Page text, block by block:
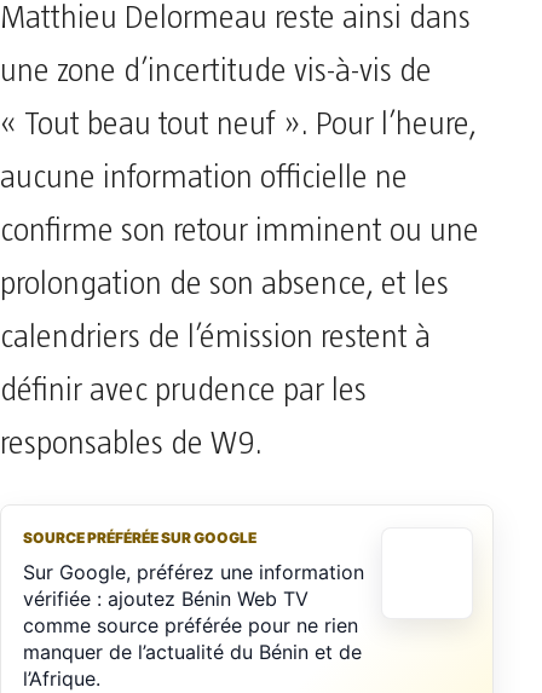
Matthieu Delormeau reste ainsi dans
une zone d’incertitude vis-à-vis de
« Tout beau tout neuf ». Pour l’heure,
aucune information officielle ne
confirme son retour imminent ou une
prolongation de son absence, et les
calendriers de l’émission restent à
définir avec prudence par les
responsables de W9.
SOURCE PRÉFÉRÉE SUR GOOGLE
Sur Google, préférez une information
vérifiée : ajoutez Bénin Web TV
comme source préférée pour ne rien
manquer de l’actualité du Bénin et de
l’Afrique.